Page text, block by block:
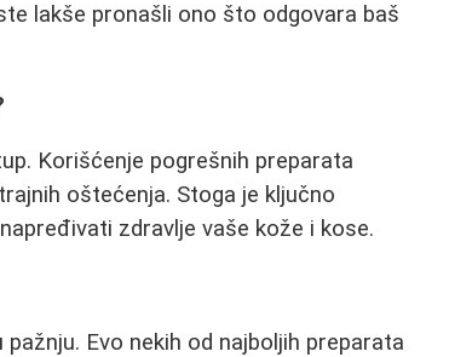
lakše pronašli ono što odgovara baš
Korišćenje pogrešnih preparata
oštećenja. Stoga je ključno
zdravlje vaše kože i kose.
Evo nekih od najboljih preparata